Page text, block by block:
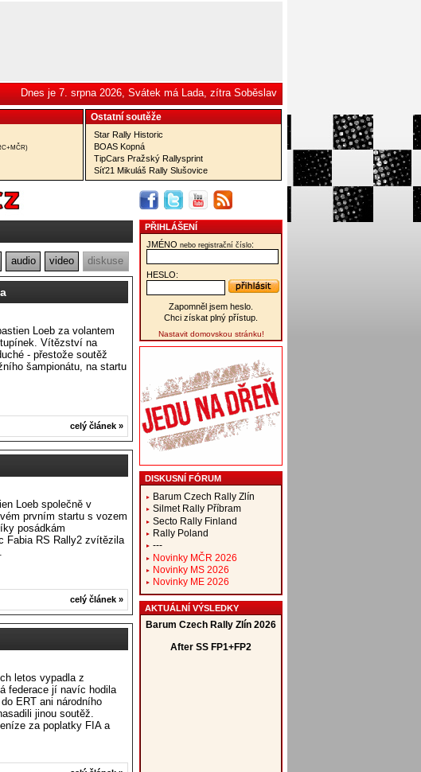
Dnes je 7. srpna 2026, Svátek má Lada, zítra Soběslav
Ostatní­ soutěže
Star Rally Historic
BOAS Kopná
TipCars Pražský Rallysprint
Síť21 Mikuláš Rally Slušovice
audio video diskuse
Loeb za volantem
Vítězství na
- přestože soutěž
šampionátu, na startu
celý článek »
Loeb společně v
prvním startu s vozem
posádkám
Fabia RS Rally2 zvítězila
celý článek »
letos vypadla z
federace jí navíc hodila
ERT ani národního
jinou soutěž.
za poplatky FIA a
PŘIHLÁŠENÍ
JMÉNO nebo registrační číslo:
HESLO:
Zapomněl jsem heslo.
Chci získat plný přístup.
Nastavit domovskou stránku!
DISKUSNÍ FÓRUM
Barum Czech Rally Zlín
Silmet Rally Příbram
Secto Rally Finland
Rally Poland
---
Novinky MČR 2026
Novinky MS 2026
Novinky ME 2026
AKTUÁLNÍ VÝSLEDKY